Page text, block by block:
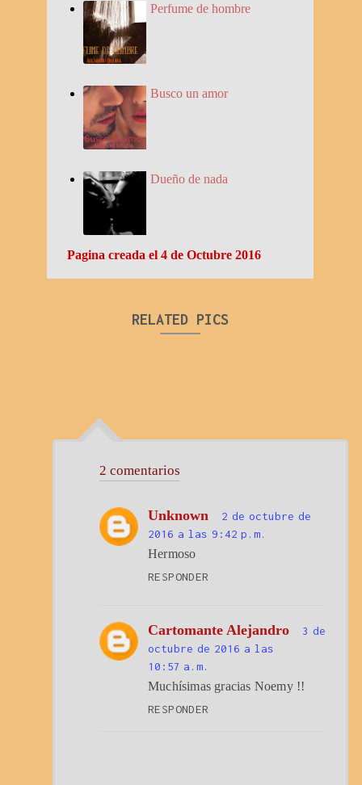
Perfume de hombre
Busco un amor
Dueño de nada
Pagina creada el 4 de Octubre 2016
RELATED PICS
2 comentarios
Unknown
2 de octubre de
2016 a las 9:42 p.m.
Hermoso
RESPONDER
Cartomante Alejandro
3 de
octubre de 2016 a las
10:57 a.m.
Muchísimas gracias Noemy !!
RESPONDER